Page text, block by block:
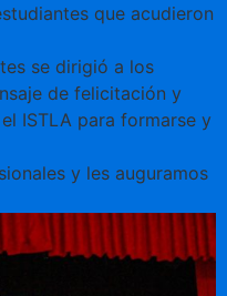
que acudieron
se dirigió a los
de felicitación y
ISTLA para formarse y
y les auguramos